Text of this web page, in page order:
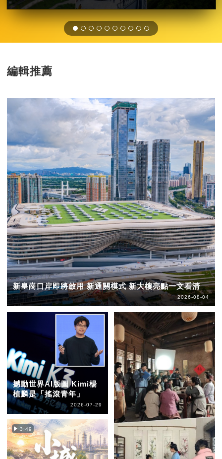
編輯推薦
新皇崗口岸即將啟用 新通關模式 新大樓亮點一文看清
2026-08-04
撼動世界AI版圖 Kimi楊
植麟是「搖滾青年」
2026-07-29
3:49